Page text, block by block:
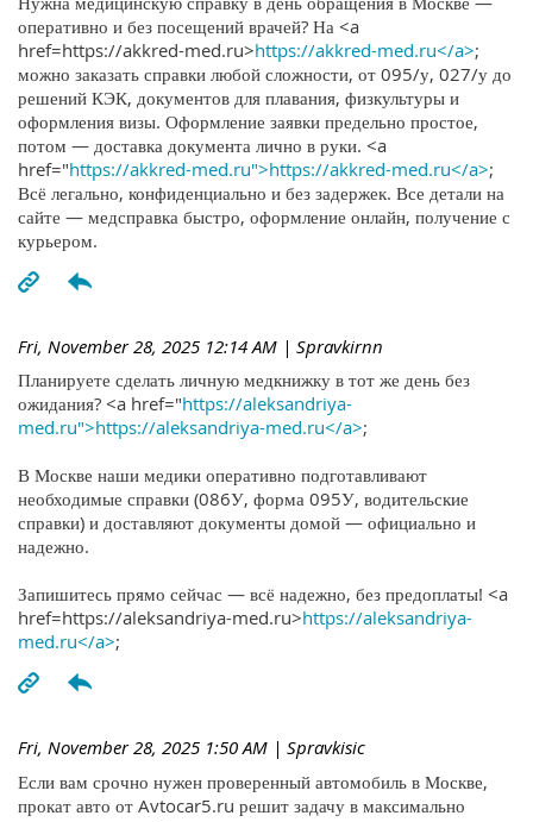
оперативно и без посещений врачей? На <a
href=https://akkred-med.ru>https://akkred-med.ru</a>;
можно заказать справки любой сложности, от 095/у, 027/у до
решений КЭК, документов для плавания, физкультуры и
оформления визы. Оформление заявки предельно простое,
потом — доставка документа лично в руки. <a
href="https://akkred-med.ru">https://akkred-med.ru</a>;
Всё легально, конфиденциально и без задержек. Все детали на
сайте — медсправка быстро, оформление онлайн, получение с
курьером.
Fri, November 28, 2025 12:14 AM | Spravkirnn
Планируете сделать личную медкнижку в тот же день без
ожидания? <a href="https://aleksandriya-
med.ru">https://aleksandriya-med.ru</a>;
В Москве наши медики оперативно подготавливают
необходимые справки (086У, форма 095У, водительские
справки) и доставляют документы домой — официально и
надежно.
Запишитесь прямо сейчас — всё надежно, без предоплаты! <a
href=https://aleksandriya-med.ru>https://aleksandriya-
med.ru</a>;
Fri, November 28, 2025 1:50 AM | Spravkisic
Если вам срочно нужен проверенный автомобиль в Москве,
прокат авто от Avtocar5.ru решит задачу в максимально